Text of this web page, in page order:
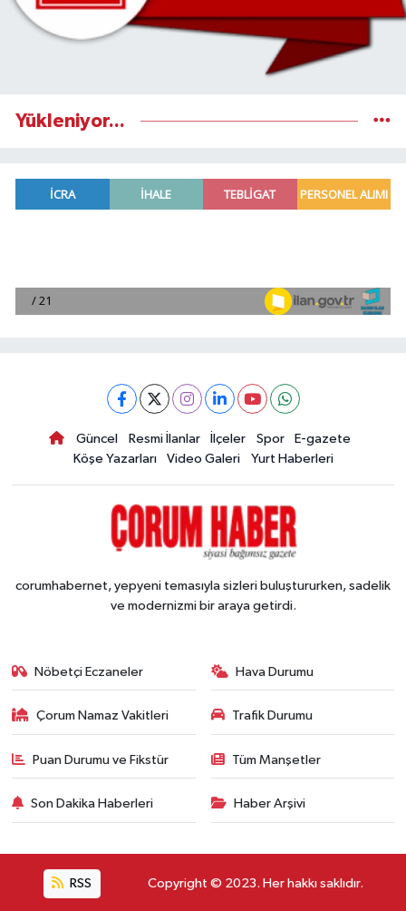
Yükleniyor...
Güncel Resmi İlanlar İlçeler Spor
E-gazete
Köşe Yazarları
Video Galeri Yurt Haberleri
corumhabernet, yepyeni temasıyla sizleri buluştururken, sadelik
ve modernizmi bir araya getirdi.
Nöbetçi Eczaneler Hava Durumu
Çorum Namaz Vakitleri Trafik Durumu
Puan Durumu ve Fikstür Tüm Manşetler
Son Dakika Haberleri Haber Arşivi
RSS Copyright © 2023. Her hakkı saklıdır.